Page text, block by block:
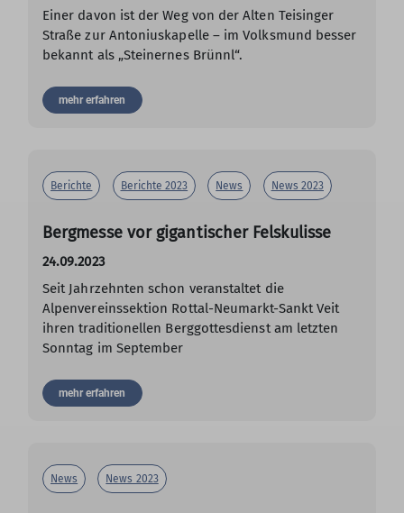
Einer davon ist der Weg von der Alten Teisinger
Straße zur Antoniuskapelle – im Volksmund besser
bekannt als „Steinernes Brünnl“.
mehr erfahren
Berichte Berichte 2023 News News 2023
Bergmesse vor gigantischer Felskulisse
24.09.2023
Seit Jahrzehnten schon veranstaltet die
Alpenvereinssektion Rottal-Neumarkt-Sankt Veit
ihren traditionellen Berggottesdienst am letzten
Sonntag im September
mehr erfahren
News News 2023